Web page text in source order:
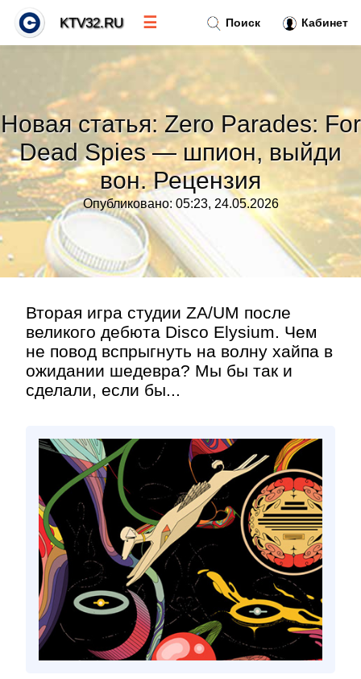
Новая статья: Zero Parades: For
Dead Spies — шпион, выйди
вон. Рецензия
Опубликовано: 05:23, 24.05.2026
Вторая игра студии ZA/UM после
великого дебюта Disco Elysium. Чем
не повод вспрыгнуть на волну хайпа в
ожидании шедевра? Мы бы так и
сделали, если бы...
Поиск Кабинет
KTV32.RU ☰
Тренды новостей»
Рубрики»
Правила
Контакт»